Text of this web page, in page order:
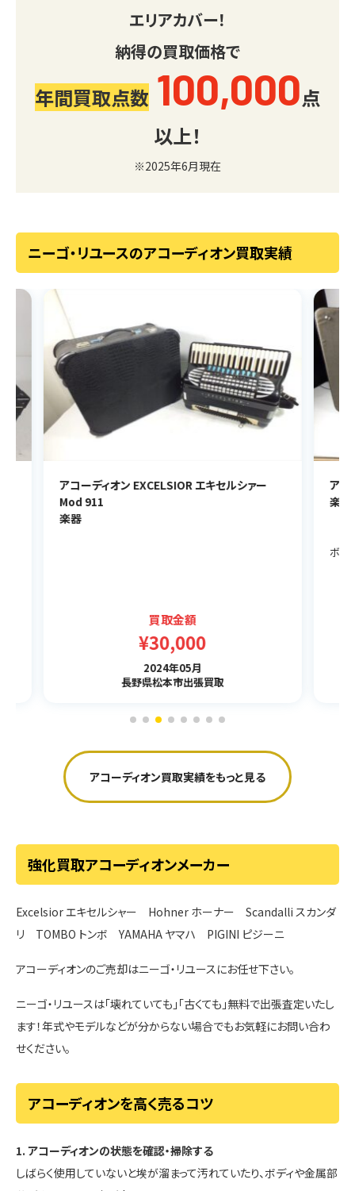
エリアカバー！
納得の買取価格で
年間買取点数 100,000点
以上！
※2025年6月現在
ニーゴ・リユースのアコーディオン買取実績
アコーディオン GIULIETTI TRAVIATA
楽器
買取金額
¥66,000
2024年06月
北海道札幌市出張買取
ア
楽
ケ
アコーディオン買取実績をもっと見る
強化買取アコーディオンメーカー
Excelsior エキセルシャー Hohner ホーナー Scandalli スカンダ
リ TOMBO トンボ YAMAHA ヤマハ PIGINI ピジーニ
アコーディオンのご売却はニーゴ・リユースにお任せ下さい。
ニーゴ・リユースは「壊れていても」「古くても」無料で出張査定いたし
ます！年式やモデルなどが分からない場合でもお気軽にお問い合わ
せください。
アコーディオンを高く売るコツ
1. アコーディオンの状態を確認・掃除する
しばらく使用していないと埃が溜まって汚れていたり、ボディや金属部